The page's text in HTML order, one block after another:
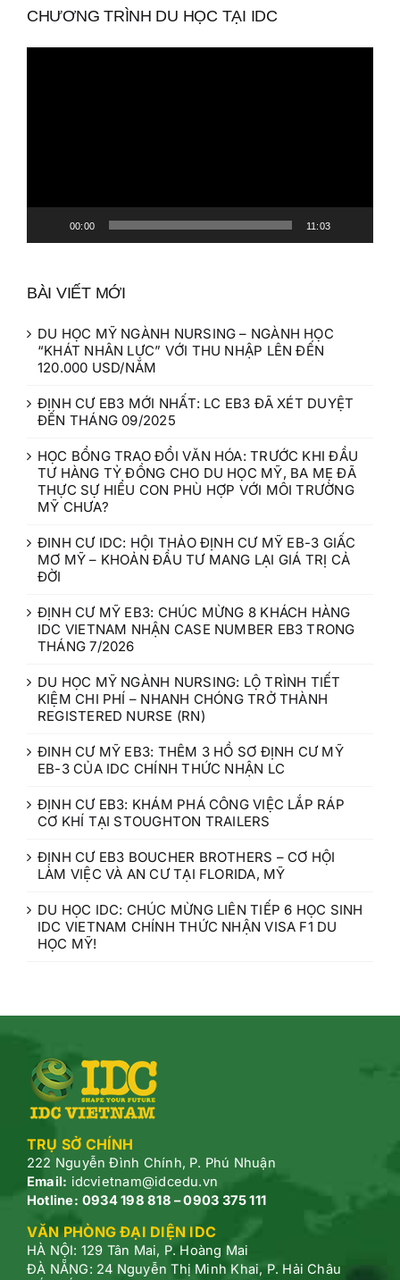
CHƯƠNG TRÌNH DU HỌC TẠI IDC
00:00 11:03
BÀI VIẾT MỚI
DU HỌC MỸ NGÀNH NURSING – NGÀNH HỌC
“KHÁT NHÂN LỰC” VỚI THU NHẬP LÊN ĐẾN
120.000 USD/NĂM
ĐỊNH CƯ EB3 MỚI NHẤT: LC EB3 ĐÃ XÉT DUYỆT
ĐẾN THÁNG 09/2025
HỌC BỔNG TRAO ĐỔI VĂN HÓA: TRƯỚC KHI ĐẦU
TƯ HÀNG TỶ ĐỒNG CHO DU HỌC MỸ, BA MẸ ĐÃ
THỰC SỰ HIỂU CON PHÙ HỢP VỚI MÔI TRƯỜNG
MỸ CHƯA?
ĐINH CƯ IDC: HỘI THẢO ĐỊNH CƯ MỸ EB-3 GIẤC
MƠ MỸ – KHOẢN ĐẦU TƯ MANG LẠI GIÁ TRỊ CẢ
ĐỜI
ĐỊNH CƯ MỸ EB3: CHÚC MỪNG 8 KHÁCH HÀNG
IDC VIETNAM NHẬN CASE NUMBER EB3 TRONG
THÁNG 7/2026
DU HỌC MỸ NGÀNH NURSING: LỘ TRÌNH TIẾT
KIỆM CHI PHÍ – NHANH CHÓNG TRỞ THÀNH
REGISTERED NURSE (RN)
ĐINH CƯ MỸ EB3: THÊM 3 HỒ SƠ ĐỊNH CƯ MỸ
EB-3 CỦA IDC CHÍNH THỨC NHẬN LC
ĐỊNH CƯ EB3: KHÁM PHÁ CÔNG VIỆC LẮP RÁP
CƠ KHÍ TẠI STOUGHTON TRAILERS
ĐỊNH CƯ EB3 BOUCHER BROTHERS – CƠ HỘI
LÀM VIỆC VÀ AN CƯ TẠI FLORIDA, MỸ
DU HỌC IDC: CHÚC MỪNG LIÊN TIẾP 6 HỌC SINH
IDC VIETNAM CHÍNH THỨC NHẬN VISA F1 DU
HỌC MỸ!
TRỤ SỞ CHÍNH
222 Nguyễn Đình Chính, P. Phú Nhuận
Email: idcvietnam@idcedu.vn
Hotline: 0934 198 818 – 0903 375 111
VĂN PHÒNG ĐẠI DIỆN IDC
HÀ NỘI: 129 Tân Mai, P. Hoàng Mai
ĐÀ NẴNG: 24 Nguyễn Thị Minh Khai, P. Hải Châu